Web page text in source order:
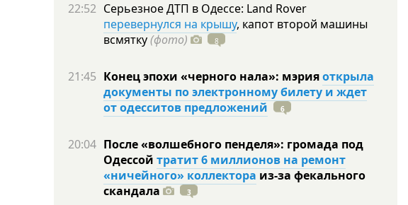
22:52 Серьезное ДТП в Одессе: Land Rover
перевернулся на крышу, капот второй машины
всмятку(фото) 8
21:45 Конец эпохи «черного нала»: мэрияоткрыла
документы по электронному билету и ждет
от одесситов предложений
6
20:04 После «волшебного пенделя»: громада под
Одессой тратит 6 миллионов на ремонт
«ничейного» коллектора из-за фекального
скандала
3